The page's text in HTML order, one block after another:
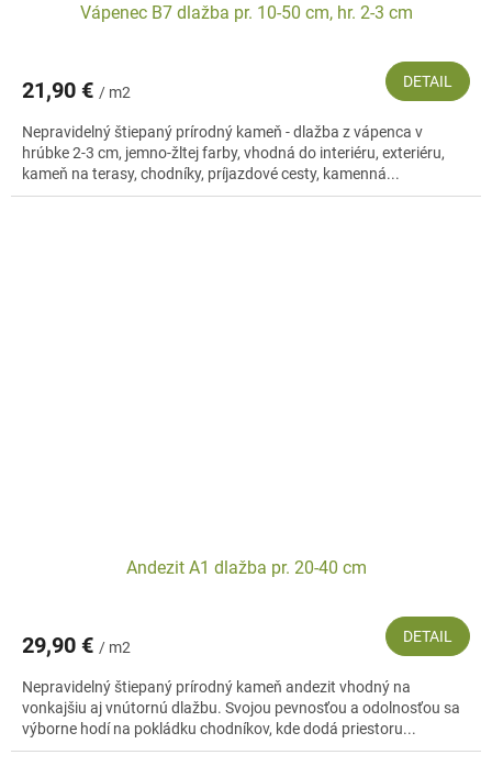
Vápenec B7 dlažba pr. 10-50 cm, hr. 2-3 cm
21,90 € / m2
DETAIL
Nepravidelný štiepaný prírodný kameň - dlažba z vápenca v
hrúbke 2-3 cm, jemno-žltej farby, vhodná do interiéru, exteriéru,
kameň na terasy, chodníky, príjazdové cesty, kamenná...
Andezit A1 dlažba pr. 20-40 cm
29,90 € / m2
DETAIL
Nepravidelný štiepaný prírodný kameň andezit vhodný na
vonkajšiu aj vnútornú dlažbu. Svojou pevnosťou a odolnosťou sa
výborne hodí na pokládku chodníkov, kde dodá priestoru...